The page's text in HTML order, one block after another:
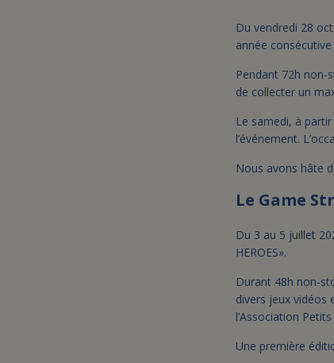
Du vendredi 28
année consécutive
Pendant 72h
de collecter un
Le samedi, à
l’événement.
Nous avons hâte
Le Game
Du 3 au 5 juillet
HEROES».
Durant 48h non-
divers jeux vidéos
l’Association
Une première